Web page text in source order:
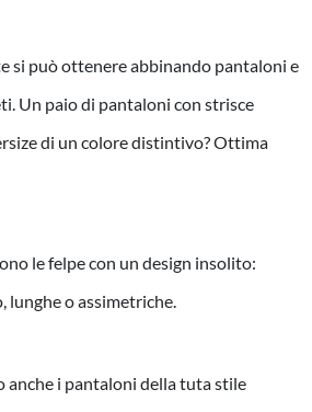
si può ottenere abbinando pantaloni e
Un paio di pantaloni con strisce
di un colore distintivo? Ottima
le felpe con un design insolito:
lunghe o assimetriche.
anche i pantaloni della tuta stile